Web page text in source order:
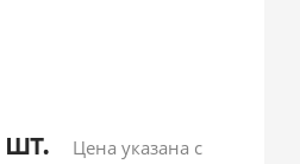
шт.
Цена указана с